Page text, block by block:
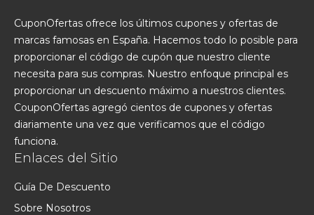
CuponOfertas ofrece los últimos cupones y ofertas de
marcas famosas en España. Hacemos todo lo posible para
proporcionar el código de cupón que nuestro cliente
necesita para sus compras. Nuestro enfoque principal es
proporcionar un descuento máximo a nuestros clientes.
CouponOfertas agregó cientos de cupones y ofertas
diariamente una vez que verificamos que el código
funciona.
Enlaces del Sitio
Guía De Descuento
Sobre Nosotros